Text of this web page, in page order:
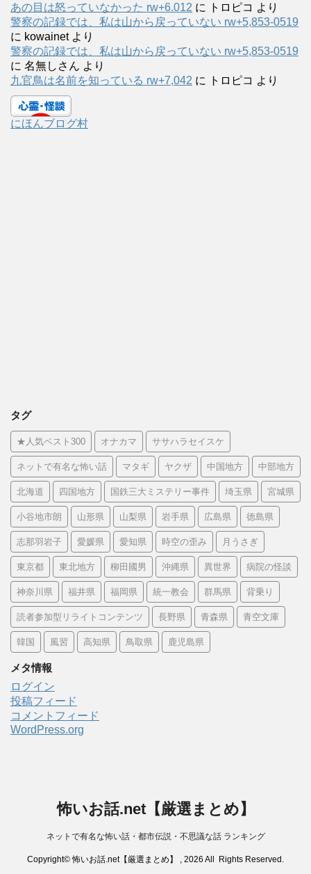
あの目は怒っていなかった rw+6.012 に トロピコ より
警察の記録では、私は山から戻っていない rw+5,853-0519
に kowainetより
警察の記録では、私は山から戻っていない rw+5,853-0519
に 名無しさん より
九官鳥は名前を知っている rw+7,042 に トロピコ より
にほんブログ村
タグ
★人気ベスト300 オナカマ ササハラセイスケ
ネットで有名な怖い話 マタギ ヤクザ 中国地方 中部地方
北海道 四国地方 国鉄三大ミステリー事件 埼玉県 宮城県
小谷地市朗 山形県 山梨県 岩手県 広島県 徳島県
志那羽岩子 愛媛県 愛知県 時空の歪み 月うさぎ
東京都 東北地方 柳田國男 沖縄県 異世界 病院の怪談
神奈川県 福井県 福岡県 統一教会 群馬県 背乗り
読者参加型リライトコンテンツ 長野県 青森県 青空文庫
韓国 風習 高知県 鳥取県 鹿児島県
メタ情報
ログイン
投稿フィード
コメントフィード
WordPress.org
怖いお話.net【厳選まとめ】
ネットで有名な怖い話・都市伝説・不思議な話 ランキング
Copyright© 怖いお話.net【厳選まとめ】 , 2026 All Rights Reserved.